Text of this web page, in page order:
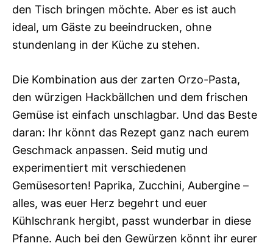
den Tisch bringen möchte. Aber es ist auch
ideal, um Gäste zu beeindrucken, ohne
stundenlang in der Küche zu stehen.
Die Kombination aus der zarten Orzo-Pasta,
den würzigen Hackbällchen und dem frischen
Gemüse ist einfach unschlagbar. Und das Beste
daran: Ihr könnt das Rezept ganz nach eurem
Geschmack anpassen. Seid mutig und
experimentiert mit verschiedenen
Gemüsesorten! Paprika, Zucchini, Aubergine –
alles, was euer Herz begehrt und euer
Kühlschrank hergibt, passt wunderbar in diese
Pfanne. Auch bei den Gewürzen könnt ihr eurer